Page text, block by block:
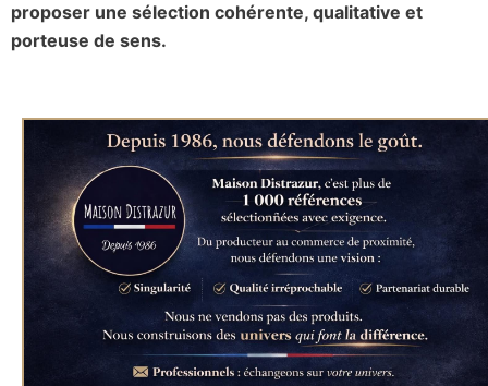
proposer une sélection cohérente, qualitative et
porteuse de sens.